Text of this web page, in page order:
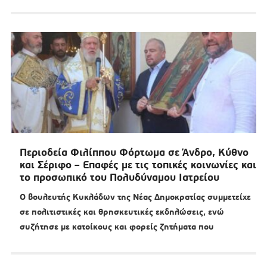
Περιοδεία Φιλίππου Φόρτωμα σε Άνδρο, Κύθνο
και Σέριφο – Επαφές με τις τοπικές κοινωνίες και
το προσωπικό του Πολυδύναμου Ιατρείου
Ο βουλευτής Κυκλάδων της Νέας Δημοκρατίας συμμετείχε
σε πολιτιστικές και θρησκευτικές εκδηλώσεις, ενώ
συζήτησε με κατοίκους και φορείς ζητήματα που